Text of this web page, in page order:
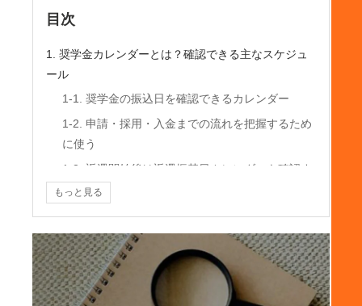
目次
1. 奨学金カレンダーとは？確認できる主なスケジュ
ール
1-1. 奨学金の振込日を確認できるカレンダー
1-2. 申請・採用・入金までの流れを把握するため
に使う
1-3. 返還開始後は返還振替日カレンダーも確認す
る
2. 2026年度の奨学金振込日カレンダー
2-1. JASSO奨学金は毎月11日振込が基本
2-2. 2026年度の奨学金振込予定日一覧
2-3. 4月・5月・2月は通常月と違うため注意
もっと見る